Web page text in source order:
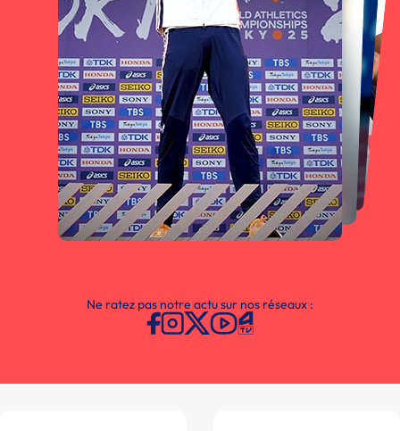
Ne ratez pas notre actu sur nos réseaux :